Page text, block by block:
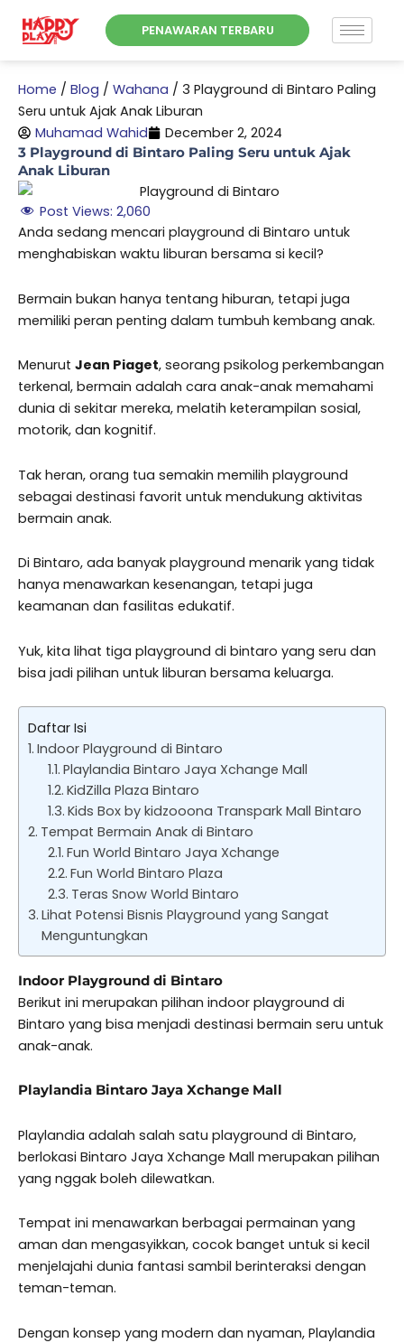
PENAWARAN TERBARU
Home / Blog / Wahana / 3 Playground di Bintaro Paling
Seru untuk Ajak Anak Liburan
Muhamad Wahid
December 2, 2024
3 Playground di Bintaro Paling Seru untuk Ajak
Anak Liburan
Post Views: 2,060
Anda sedang mencari playground di Bintaro untuk
menghabiskan waktu liburan bersama si kecil?
Bermain bukan hanya tentang hiburan, tetapi juga
memiliki peran penting dalam tumbuh kembang anak.
Menurut Jean Piaget, seorang psikolog perkembangan
terkenal, bermain adalah cara anak-anak memahami
dunia di sekitar mereka, melatih keterampilan sosial,
motorik, dan kognitif.
Tak heran, orang tua semakin memilih playground
sebagai destinasi favorit untuk mendukung aktivitas
bermain anak.
Di Bintaro, ada banyak playground menarik yang tidak
hanya menawarkan kesenangan, tetapi juga
keamanan dan fasilitas edukatif.
Yuk, kita lihat tiga playground di bintaro yang seru dan
bisa jadi pilihan untuk liburan bersama keluarga.
Daftar Isi
Indoor Playground di Bintaro
Playlandia Bintaro Jaya Xchange Mall
KidZilla Plaza Bintaro
Kids Box by kidzooona Transpark Mall Bintaro
Tempat Bermain Anak di Bintaro
Fun World Bintaro Jaya Xchange
Fun World Bintaro Plaza
Teras Snow World Bintaro
Lihat Potensi Bisnis Playground yang Sangat
Menguntungkan
Indoor Playground di Bintaro
Berikut ini merupakan pilihan indoor playground di
Bintaro yang bisa menjadi destinasi bermain seru untuk
anak-anak.
Playlandia Bintaro Jaya Xchange Mall
Playlandia adalah salah satu playground di Bintaro,
berlokasi Bintaro Jaya Xchange Mall merupakan pilihan
yang nggak boleh dilewatkan.
Tempat ini menawarkan berbagai permainan yang
aman dan mengasyikkan, cocok banget untuk si kecil
menjelajahi dunia fantasi sambil berinteraksi dengan
teman-teman.
Dengan konsep yang modern dan nyaman, Playlandia